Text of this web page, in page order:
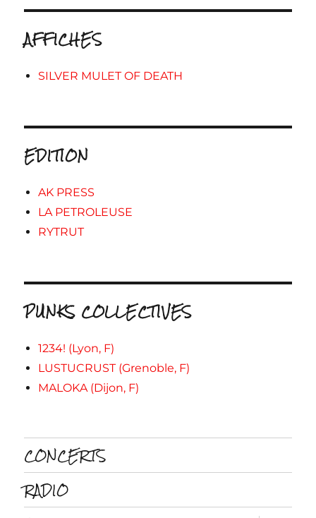
AFFICHES
SILVER MULET OF DEATH
EDITION
AK PRESS
LA PETROLEUSE
RYTRUT
PUNKS COLLECTIVES
1234! (Lyon, F)
LUSTUCRUST (Grenoble, F)
MALOKA (Dijon, F)
CONCERTS
RADIO